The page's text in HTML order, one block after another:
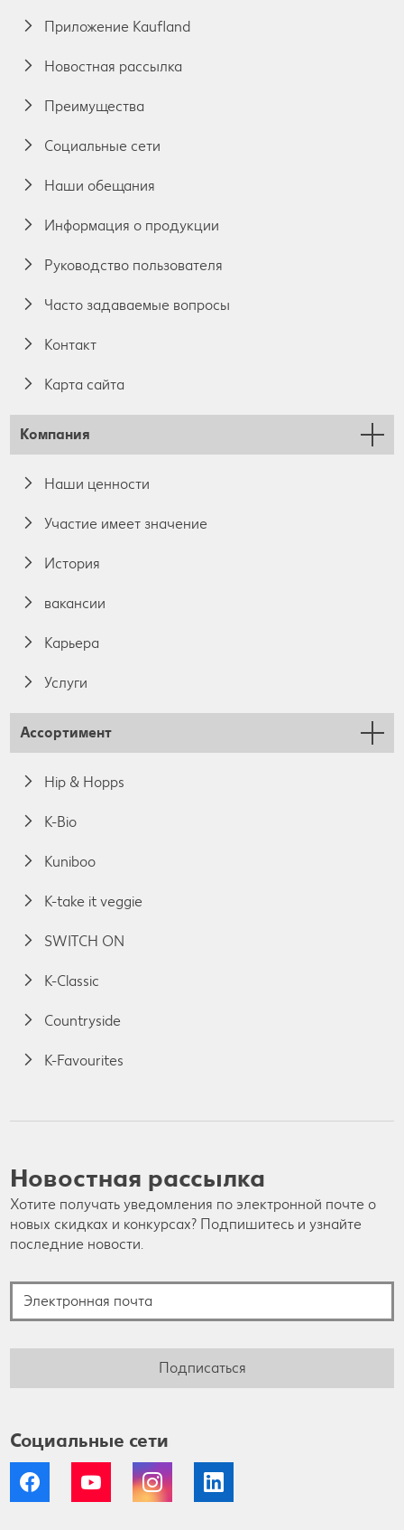
Приложение Kaufland
Новостная рассылка
Преимущества
Социальные сети
Наши обещания
Информация о продукции
Руководство пользователя
Часто задаваемые вопросы
Контакт
Карта сайта
Компания
Наши ценности
Участие имеет значение
История
вакансии
Карьера
Услуги
Ассортимент
Hip & Hopps
K-Bio
Kuniboo
K-take it veggie
SWITCH ON
K-Classic
Countryside
K-Favourites
Новостная рассылка
Хотите получать уведомления по электронной почте о
новых скидках и конкурсах? Подпишитесь и узнайте
последние новости.
Подписаться
Социальные сети
Facebook YouTube Instagram